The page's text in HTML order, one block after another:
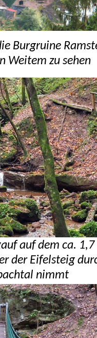
Burgruine
Weitem zu sehen
auf dem ca.
der Eifelsteig
nimmt